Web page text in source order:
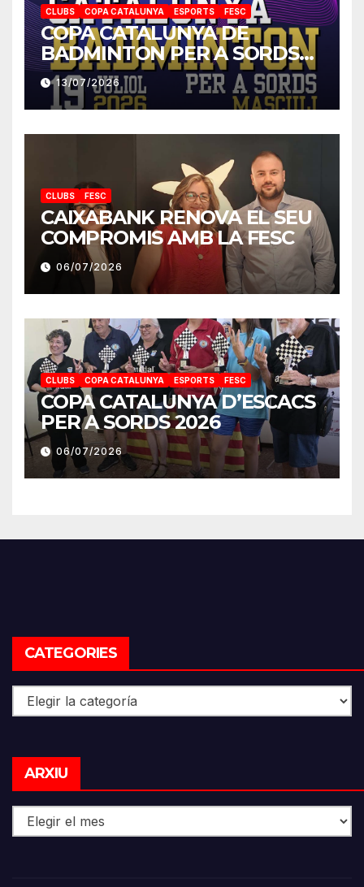
CLUBS COPA CATALUNYA ESPORTS FESC
COPA CATALUNYA DE
BADMINTON PER A SORDS
2026
13/07/2026
CLUBS FESC
CAIXABANK RENOVA EL SEU
COMPROMIS AMB LA FESC
06/07/2026
CLUBS COPA CATALUNYA ESPORTS FESC
COPA CATALUNYA D’ESCACS
PER A SORDS 2026
06/07/2026
CATEGORIES
Categories
ARXIU